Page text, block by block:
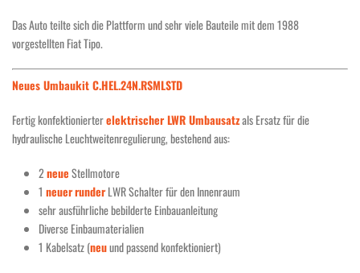
Das Auto teilte sich die Plattform und sehr viele Bauteile mit dem 1988
vorgestellten Fiat Tipo.
Neues Umbaukit C.HEL.24N.RSMLSTD
Fertig konfektionierterelektrischer LWR Umbausatzals Ersatz für die
hydraulische Leuchtweitenregulierung, bestehend aus:
2neueStellmotore
1 neuerrunderLWR Schalter für den Innenraum
sehr ausführliche bebilderte Einbauanleitung
Diverse Einbaumaterialien
1 Kabelsatz (neuund passend konfektioniert)